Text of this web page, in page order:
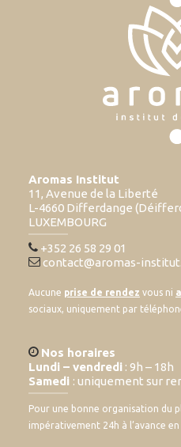
Aromas Institut
11, Avenue de la Liberté
L-4660 Differdange
LUXEMBOURG
+352 26 58 29 01
contact@aromas-
Aucune prise de rendez vous ni
sociaux, uniquement par
Nos horaires
Lundi – vendredi : 9h – 18h
Samedi : uniquement sur
Pour une bonne organisation du
impérativement 24h à l’avance